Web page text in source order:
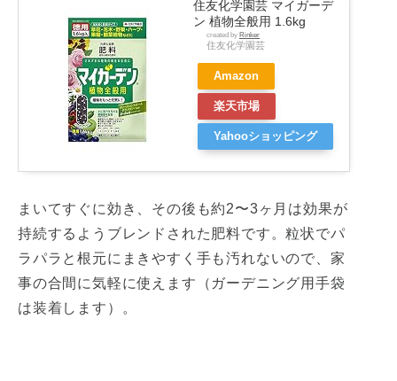
住友化学園芸 マイガーデ
ン 植物全般用 1.6kg
created by Rinker
住友化学園芸
Amazon
楽天市場
Yahooショッピング
まいてすぐに効き、その後も約2〜3ヶ月は効果が
持続するようブレンドされた肥料です。粒状でパ
ラパラと根元にまきやすく手も汚れないので、家
事の合間に気軽に使えます（ガーデニング用手袋
は装着します）。